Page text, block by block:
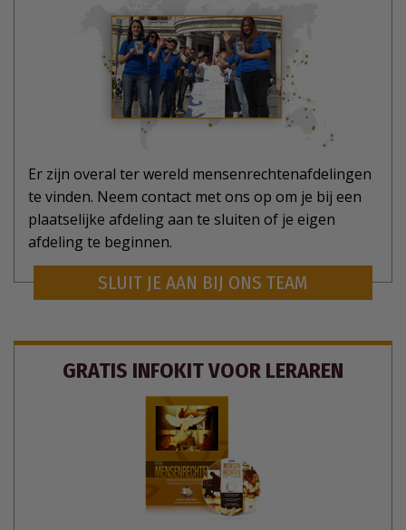
Er zijn overal ter wereld mensenrechtenafdelingen
te vinden. Neem contact met ons op om je bij een
plaatselijke afdeling aan te sluiten of je eigen
afdeling te beginnen.
SLUIT JE AAN BIJ ONS TEAM
GRATIS INFOKIT VOOR LERAREN